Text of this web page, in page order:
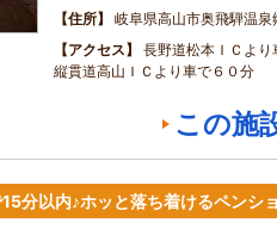
住所
岐阜県高山市奥飛騨温泉
アクセス
長野道松本ＩＣよ
縦貫道高山ＩＣより車で６０分
この施
分以内♪ホッと落ち着けるペンシ